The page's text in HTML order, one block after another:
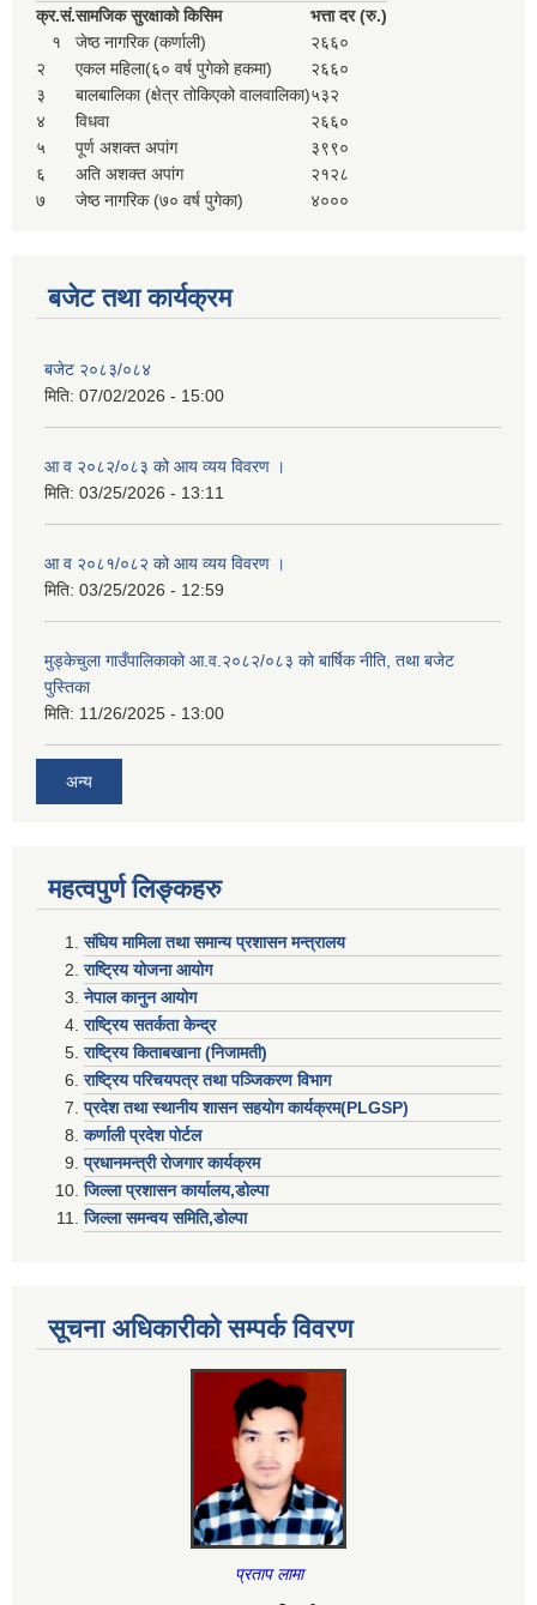
क्र.सं.सामजिक सुरक्षाको किसिम
भत्ता दर (रु.)
१
जेष्ठ नागरिक (कर्णाली)
२६६०
२
एकल महिला(६० वर्ष पुगेको हकमा)
२६६०
३
बालबालिका (क्षेत्र तोकिएको वालवालिका)५३२
४
विधवा
२६६०
५
पूर्ण अशक्त अपांग
३९९०
६
अति अशक्त अपांग
२१२८
७
जेष्ठ नागरिक (७० वर्ष पुगेका) ४०००
बजेट तथा कार्यक्रम
बजेट २०८३/०८४
मिति: 07/02/2026 - 15:00
आ व २०८२/०८३ को आय व्यय विवरण ।
मिति: 03/25/2026 - 13:11
आ व २०८१/०८२ को आय व्यय विवरण ।
मिति: 03/25/2026 - 12:59
मुड्केचुला गाउँपालिकाको आ.व.२०८२/०८३ को बार्षिक नीति, तथा बजेट
पुस्तिका
मिति: 11/26/2025 - 13:00
अन्य
महत्वपुर्ण लिङ्कहरु
संघिय मामिला तथा समान्य प्रशासन मन्त्रालय
राष्ट्रिय योजना आयोग
नेपाल कानुन आयोग
राष्ट्रिय सतर्कता केन्द्र
राष्ट्रिय किताबखाना (निजामती)
राष्ट्रिय परिचयपत्र तथा पञ्जिकरण विभाग
प्रदेश तथा स्थानीय शासन सहयाेग कार्यक्रम(PLGSP)
कर्णाली प्रदेश पोर्टल
प्रधानमन्त्री राेजगार कार्यक्रम
जिल्ला प्रशासन कार्यालय,डोल्पा
जिल्ला समन्वय समिति,डोल्प
सूचना अधिकारीकाे सम्पर्क विवरण
प्रताप लामा